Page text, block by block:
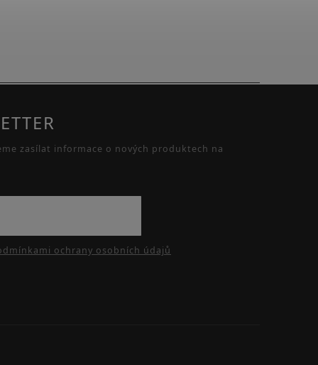
zasílat informace o nových produktech na
ochrany osobních údajů